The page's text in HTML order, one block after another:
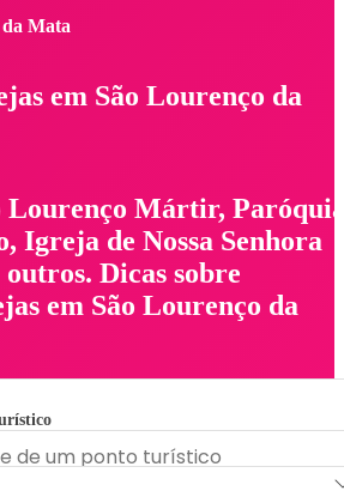
Mata
em São Lourenço da
Lourenço Mártir,
Igreja de Nossa Senhora
Dicas sobre
em São Lourenço da